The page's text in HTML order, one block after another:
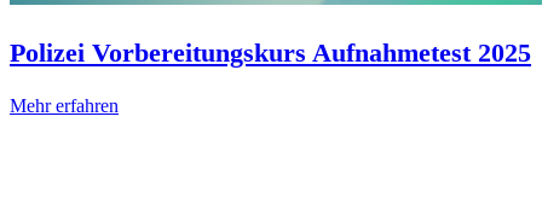
Polizei Vorbereitungskurs Aufnahmetest 2025
Mehr erfahren